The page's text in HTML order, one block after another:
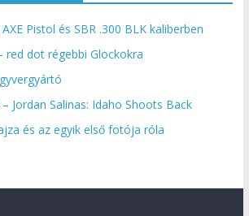
Pistol és SBR .300 BLK kaliberben
red dot régebbi Glockokra
Jordan Salinas: Idaho Shoots Back
és az egyik első fotója róla